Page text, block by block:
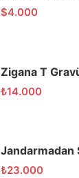
$4.000
Zigana T
₺14.000
Jandarmadan
₺23.000